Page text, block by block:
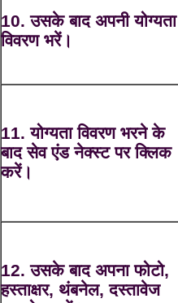
10. उसके बाद अपनी योग्यता
विवरण भरें।
11. योग्यता विवरण भरने के
बाद सेव एंड नेक्स्ट पर क्लिक
करें।
12. उसके बाद अपना फोटो,
हस्ताक्षर, थंबनेल, दस्तावेज